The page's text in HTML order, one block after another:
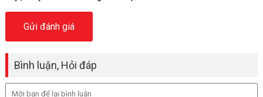
Bình luận, Hỏi đáp